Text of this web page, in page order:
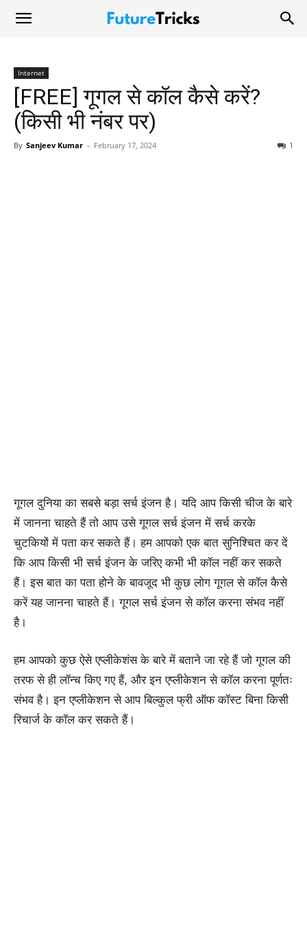
Internet
[FREE] गूगल से कॉल कैसे करें?
(किसी भी नंबर पर)
By Sanjeev Kumar - February 17, 2024 1
गूगल दुनिया का सबसे बड़ा सर्च इंजन है। यदि आप किसी चीज के बारे
में जानना चाहते हैं तो आप उसे गूगल सर्च इंजन में सर्च करके
चुटकियों में पता कर सकते हैं। हम आपको एक बात सुनिश्चित कर दें
कि आप किसी भी सर्च इंजन के जरिए कभी भी कॉल नहीं कर सकते
हैं। इस बात का पता होने के बावजूद भी कुछ लोग गूगल से कॉल कैसे
करें यह जानना चाहते हैं। गूगल सर्च इंजन से कॉल करना संभव नहीं
है।
हम आपको कुछ ऐसे एप्लीकेशंस के बारे में बताने जा रहे हैं जो गूगल की
तरफ से ही लॉन्च किए गए हैं, और इन एप्लीकेशन से कॉल करना पूर्णतः
संभव है। इन एप्लीकेशन से आप बिल्कुल फ्री ऑफ कॉस्ट बिना किसी
रिचार्ज के कॉल कर सकते हैं।